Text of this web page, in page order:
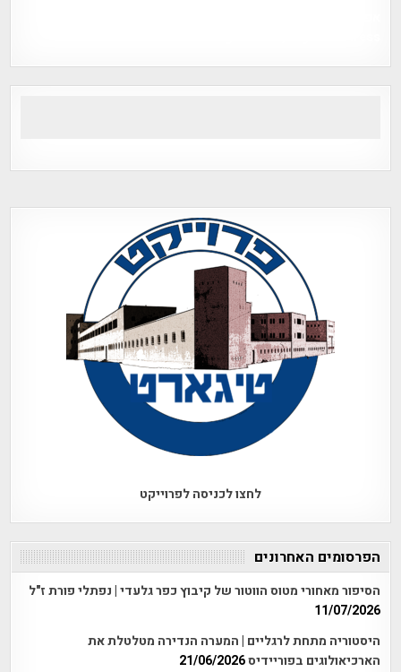
לחצו לכניסה לפרוייקט
הפרסומים האחרונים
הסיפור מאחורי מטוס הווטור של קיבוץ כפר גלעדי | נפתלי פורת ז"ל
11/07/2026
היסטוריה מתחת לרגליים | המערה הנדירה מטלטלת את
הארכיאולוגים בפוריידיס21/06/2026